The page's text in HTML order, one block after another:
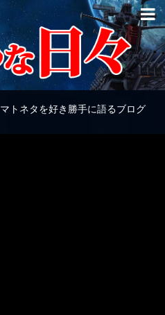
トネタを好き勝手に語るブログ